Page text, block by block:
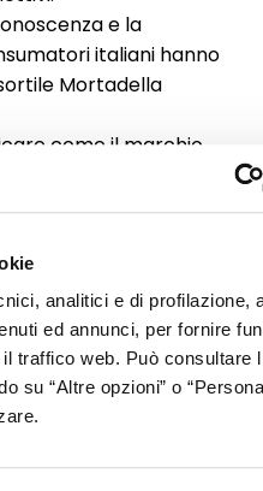
analitici e di profilazione,
ed annunci, per fornire
traffico web. Può consultare
su “Altre opzioni” o
e la
italiani hanno
Mortadella
come il marchio
della qualità,
to pay
psico-sociali e
sulla
IGP e DOP e sulle
Mortadella
di mercato e